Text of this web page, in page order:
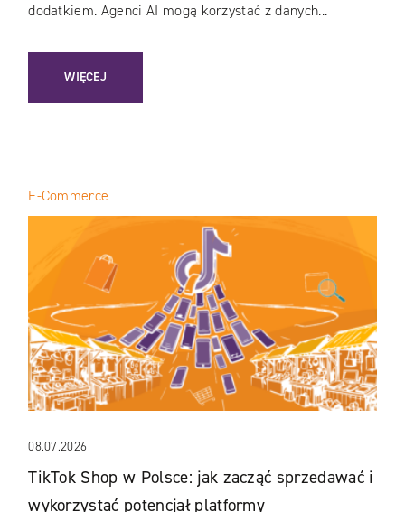
dodatkiem. Agenci AI mogą korzystać z danych...
WIĘCEJ
: AI W VTEX. JAK PLATFORMA ZMIENIA E-COMMERCE W
08.07.2026
TikTok Shop w Polsce: jak zacząć sprzedawać i
wykorzystać potencjał platformy
E-Commerce